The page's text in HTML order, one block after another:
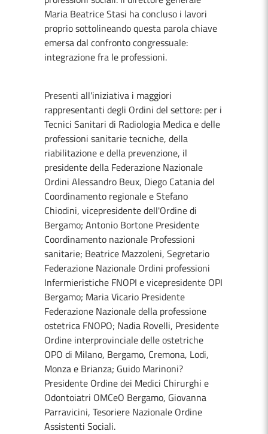
Maria Beatrice Stasi ha concluso i lavori
proprio sottolineando questa parola chiave
emersa dal confronto congressuale:
integrazione fra le professioni.
Presenti all'iniziativa i maggiori
rappresentanti degli Ordini del settore: per i
Tecnici Sanitari di Radiologia Medica e delle
professioni sanitarie tecniche, della
riabilitazione e della prevenzione, il
presidente della Federazione Nazionale
Ordini Alessandro Beux, Diego Catania del
Coordinamento regionale e Stefano
Chiodini, vicepresidente dell'Ordine di
Bergamo; Antonio Bortone Presidente
Coordinamento nazionale Professioni
sanitarie; Beatrice Mazzoleni, Segretario
Federazione Nazionale Ordini professioni
Infermieristiche FNOPI e vicepresidente OPI
Bergamo; Maria Vicario Presidente
Federazione Nazionale della professione
ostetrica FNOPO; Nadia Rovelli, Presidente
Ordine interprovinciale delle ostetriche
OPO di Milano, Bergamo, Cremona, Lodi,
Monza e Brianza; Guido Marinoni?
Presidente Ordine dei Medici Chirurghi e
Odontoiatri OMCeO Bergamo, Giovanna
Parravicini, Tesoriere Nazionale Ordine
Assistenti Sociali.